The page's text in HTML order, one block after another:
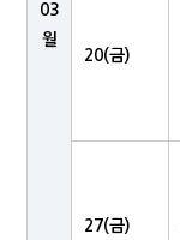
03
월
20(금)
27(금)